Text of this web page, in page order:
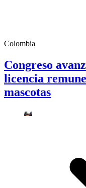
Colombia
Congreso
licencia
mascotas